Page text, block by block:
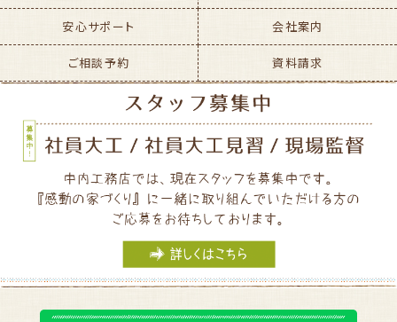
安心サポート 会社案内
ご相談予約 資料請求